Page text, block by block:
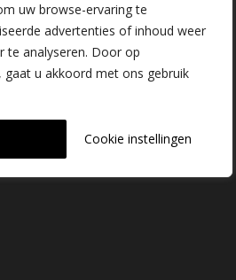
uw browse-ervaring te
advertenties of inhoud weer
te analyseren. Door op
gaat u akkoord met ons gebruik
Cookie instellingen